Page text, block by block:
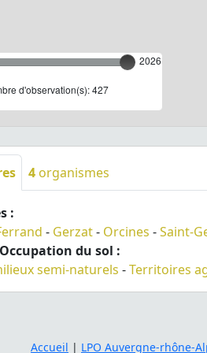
2026
d'observation(s): 427
4 organismes
:
- Gerzat- Orcines -Saint-
du sol :
semi-naturels -Territoires
Accueil | LPO Auvergne-rhône-